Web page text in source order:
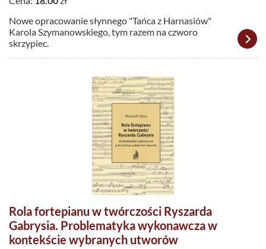
Nowe opracowanie słynnego "Tańca z Harnasiów"
Karola Szymanowskiego, tym razem na czworo
skrzypiec.
Rola fortepianu w twórczości Ryszarda
Gabrysia. Problematyka wykonawcza w
kontekście wybranych utworów